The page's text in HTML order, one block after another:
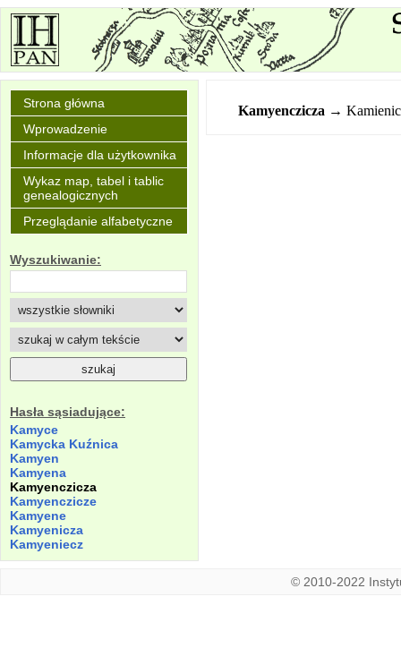
Strona główna
Wprowadzenie
Informacje dla użytkownika
Wykaz map, tabel i tablic
genealogicznych
Przeglądanie alfabetyczne
Wyszukiwanie:
Hasła sąsiadujące:
Kamyce
Kamycka Kuźnica
Kamyen
Kamyena
Kamyenczicza
Kamyenczicze
Kamyene
Kamyenicza
Kamyeniecz
Kamyenczicza →
© 2010-2022